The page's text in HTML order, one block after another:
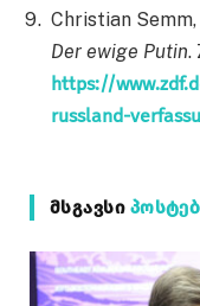
Christian Semm,
Der ewige Putin.
https://
russland-
ᲛᲡᲒᲐᲕᲡᲘ